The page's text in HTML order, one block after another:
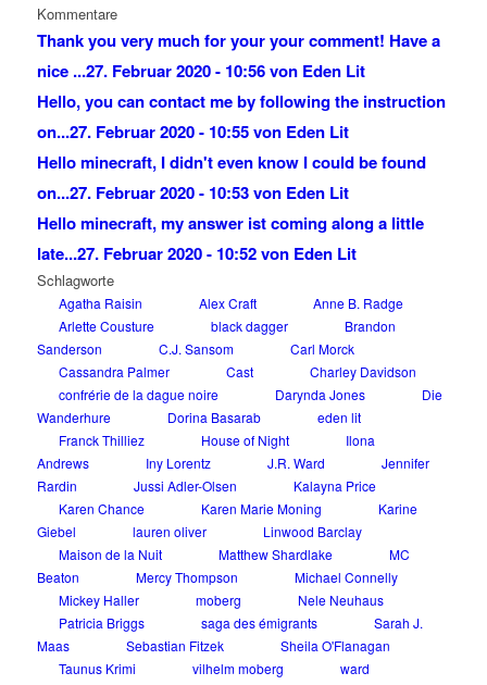
Kommentare
Thank you very much for your your comment! Have a
nice ...27. Februar 2020 - 10:56 von Eden Lit
Hello, you can contact me by following the instruction
on...27. Februar 2020 - 10:55 von Eden Lit
Hello minecraft, I didn't even know I could be found
on...27. Februar 2020 - 10:53 von Eden Lit
Hello minecraft, my answer ist coming along a little
late...27. Februar 2020 - 10:52 von Eden Lit
Schlagworte
Agatha Raisin Alex Craft
Anne B. Radge
Arlette Cousture
black dagger
Brandon
Sanderson
C.J. Sansom
Carl Morck
Cassandra Palmer
Cast
Charley Davidson
confrérie de la dague noire
Darynda Jones
Die
Wanderhure
Dorina Basarab
eden lit
Franck Thilliez
House of Night
Ilona
Andrews
Iny Lorentz J.R. Ward
Jennifer
Rardin
Jussi Adler-Olsen
Kalayna Price
Karen Chance
Karen Marie Moning
Karine
Giebel
lauren oliver
Linwood Barclay
Maison de la Nuit
Matthew Shardlake
MC
Beaton
Mercy Thompson
Michael Connelly
Mickey Haller
moberg
Nele Neuhaus
Patricia Briggs
saga des émigrants
Sarah J.
Maas
Sebastian Fitzek
Sheila O'Flanagan
Taunus Krimi
vilhelm moberg ward